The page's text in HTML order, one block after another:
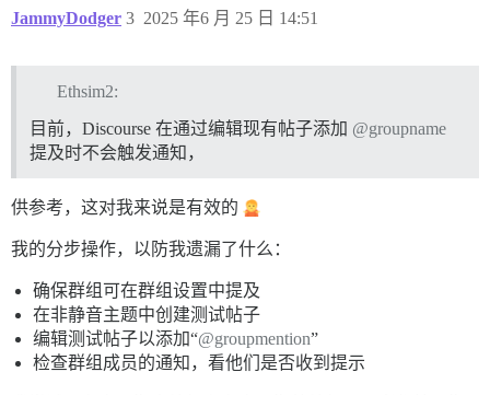
JammyDodger 2025 年6 月 25 日 14:51
3
Ethsim2:
目前，Discourse 在通过编辑现有帖子添加 @groupname
提及时不会触发通知，
供参考，这对我来说是有效的
我的分步操作，以防我遗漏了什么：
确保群组可在群组设置中提及
在非静音主题中创建测试帖子
编辑测试帖子以添加“@groupmention”
检查群组成员的通知，看他们是否收到提示